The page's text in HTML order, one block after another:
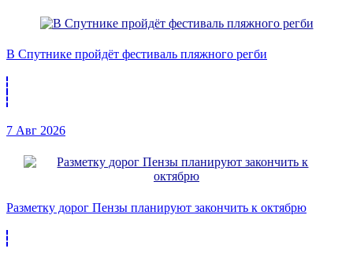
В Спутнике пройдёт фестиваль пляжного регби
7 Авг 2026
Разметку дорог Пензы планируют закончить к октябрю